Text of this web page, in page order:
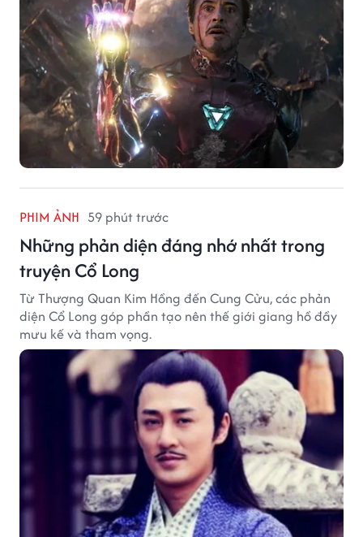
PHIM ẢNH 59 phút trước
Những phản diện đáng nhớ nhất trong
truyện Cổ Long
Từ Thượng Quan Kim Hồng đến Cung Cửu, các phản
diện Cổ Long góp phần tạo nên thế giới giang hồ đầy
mưu kế và tham vọng.